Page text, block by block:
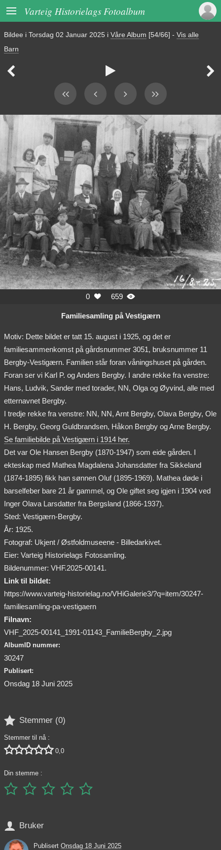
 Varteig Historielags Fotoalbum
Bildee i Torsdag 02 Januar 2025 i Våre Album [54/66] - Vis alle
Barn
  
0  659 
Familiesamling på Vestigærn
Motiv: Dette bildet er tatt 15. august i 1925, og det er
familiesammenkomst på gårdsnummer 3051, bruksnummer 11
Bergby-Vestigærn. Familien står foran våningshuset på gården.
Foran ser vi Karl P. og Anders Bergby. I andre rekke fra venstre:
Hans, Ludvik, Sander med torader, NN, Olga og Øyvind, alle med
etternavnet Bergby.
I tredje rekke fra venstre: NN, NN, Arnt Bergby, Olava Bergby, Ole
H. Bergby, Georg Guldbrandsen, Håkon Bergby og Arne Bergby.
Se familiebilde på Vestigærn i 1914 her.
Det var Ole Hansen Bergby (1870-1947) som eide gården. I
ekteskap med Mathea Magdalena Johansdatter fra Sikkeland
(1874-1895) fikk han sønnen Oluf (1895-1969). Mathea døde i
barselfeber bare 21 år gammel, og Ole giftet seg igjen i 1904 ved
Inger Olava Larsdatter fra Bergsland (1866-1937).
Sted: Vestigærn-Bergby.
År: 1925.
Fotograf: Ukjent / Østfoldmuseene - Billedarkivet.
Eier: Varteig Historielags Fotosamling.
Bildenummer: VHF.2025-00141.
Link til bildet:
https://www.varteig-historielag.no/VHiGalerie3/?q=item/30247-
familiesamling-pa-vestigaern
Filnavn:
VHF_2025-00141_1991-01143_FamilieBergby_2.jpg
AlbumID nummer:
30247
Publisert:
Onsdag 18 Juni 2025
 Stemmer (0)
Stemmer til nå :
 0,0
Din stemme :
    
 Bruker
Publisert Onsdag 18 Juni 2025